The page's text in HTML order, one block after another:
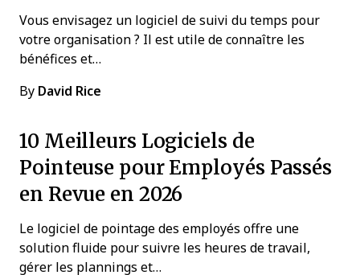
Vous envisagez un logiciel de suivi du temps pour
votre organisation ? Il est utile de connaître les
bénéfices et…
By David Rice
10 Meilleurs Logiciels de
Pointeuse pour Employés Passés
en Revue en 2026
Le logiciel de pointage des employés offre une
solution fluide pour suivre les heures de travail,
gérer les plannings et…